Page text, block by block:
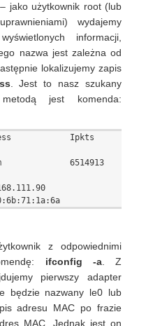
jako użytkownik root (lub
wydajemy
informacji,
nazwa jest zależna od
lokalizujemy zapis
. Jest to nasz szukany
jest komenda:
Ipkts
6514913
z odpowiednimi
ifconfig -a. Z
pierwszy adapter
będzie nazwany le0 lub
adresu MAC po frazie
MAC. Jednak jest on